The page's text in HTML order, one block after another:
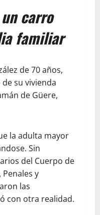
carro
familiar
de 70 años,
su vivienda
de Güere,
la adulta mayor
Sin
del Cuerpo de
y
las
con otra realidad.